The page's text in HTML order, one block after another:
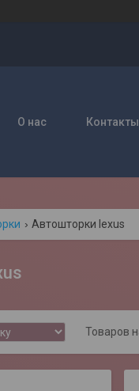
О нас Контакты
Автошторки lexus